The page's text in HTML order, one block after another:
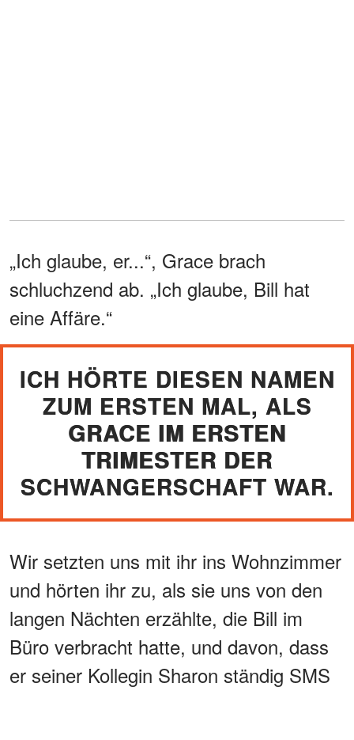
„Ich glaube, er...“, Grace brach
schluchzend ab. „Ich glaube, Bill hat
eine Affäre.“
ICH HÖRTE DIESEN NAMEN
ZUM ERSTEN MAL, ALS
GRACE IM ERSTEN
TRIMESTER DER
SCHWANGERSCHAFT WAR.
Wir setzten uns mit ihr ins Wohnzimmer
und hörten ihr zu, als sie uns von den
langen Nächten erzählte, die Bill im
Büro verbracht hatte, und davon, dass
er seiner Kollegin Sharon ständig SMS